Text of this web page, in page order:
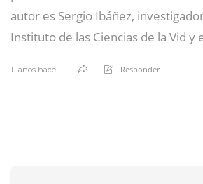
autor es Sergio Ibáñez,
Instituto de las Ciencias de la Vid y
11 años hace Responder